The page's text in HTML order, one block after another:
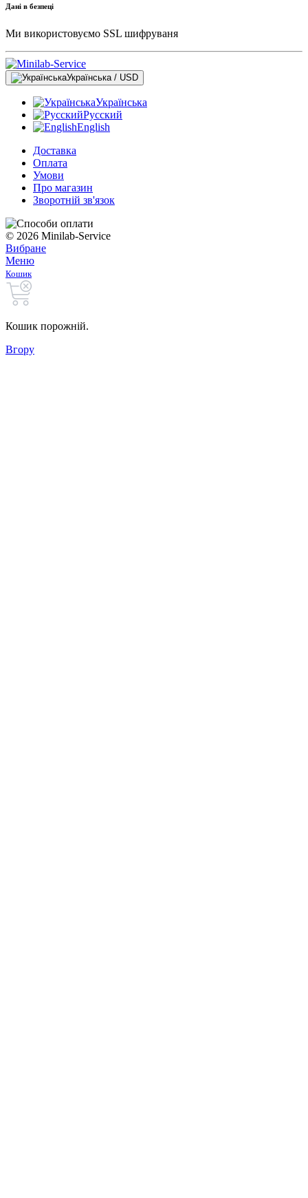
Дані в безпеці
Ми використовуємо SSL шифруваня
Українська / USD
Українська
Русский
English
Доставка
Оплата
Умови
Про магазин
Зворотній зв'язок
© 2026 Minilab-Service
Вибране
Меню
Кошик
Кошик порожній.
Вгору